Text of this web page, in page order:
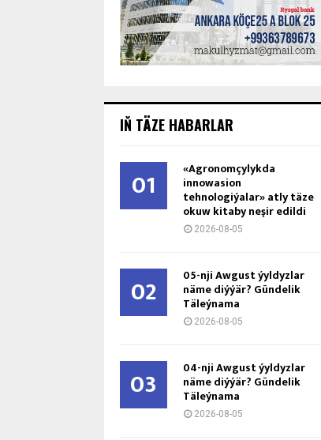
IŇ TÄZE HABARLAR
01 «Agronomçylykda
innowasion
tehnologiýalar» atly täze
okuw kitaby neşir edildi
2026-08-05
02 05-nji Awgust ýyldyzlar
näme diýýär? Gündelik
Täleýnama
2026-08-05
03 04-nji Awgust ýyldyzlar
näme diýýär? Gündelik
Täleýnama
2026-08-05